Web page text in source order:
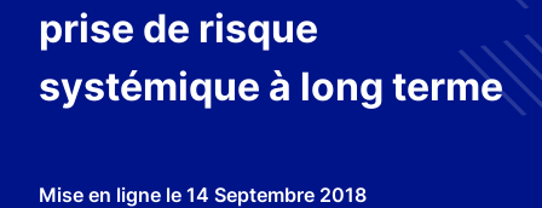
prise de risque
systémique à long terme
Mise en ligne le 14 Septembre 2018